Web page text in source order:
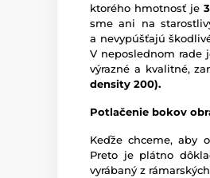
ktorého hmotnosť je
sme ani na
a nevypúšťajú
V neposlednom rade
výrazné a kvalitné,
density 200).
Potlačenie bokov
Keďže chceme, aby
Preto je plátno
vyrábaný z